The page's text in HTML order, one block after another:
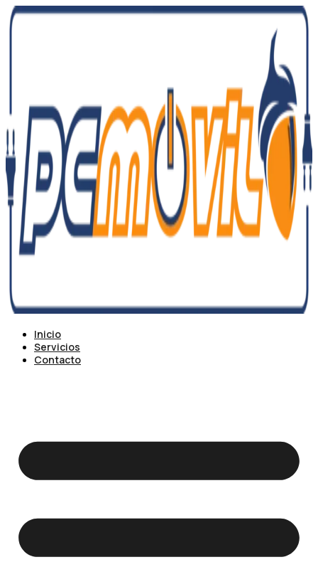
Ir
al
Inicio
Servicios
Contacto